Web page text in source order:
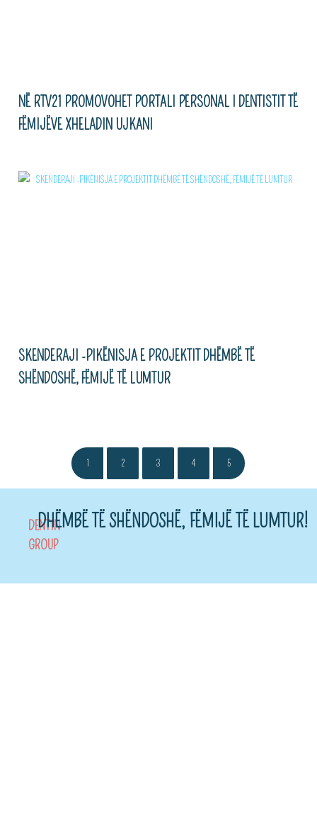
NË RTV21 PROMOVOHET PORTALI PERSONAL I DENTISTIT TË
FËMIJËVE XHELADIN UJKANI
SKENDERAJI -PIKËNISJA E PROJEKTIT DHËMBË TË
SHËNDOSHË, FËMIJË TË LUMTUR
1 2 3 4 5
DENTIN
GROUP
DHËMBË TË SHËNDOSHË, FËMIJË TË LUMTUR!